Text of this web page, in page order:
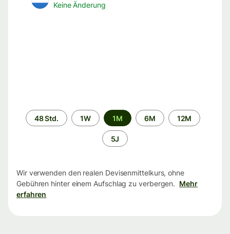
Keine Änderung
Zeitraum
48 Std. 1W 1M 6M 12M
5J
Wir verwenden den realen Devisenmittelkurs, ohne
Gebühren hinter einem Aufschlag zu verbergen. Mehr
erfahren